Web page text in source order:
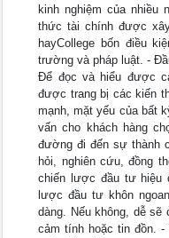
kinh nghiệm của nhiều
thức tài chính được
hayCollege bốn điều
trường và pháp luật. -
Để đọc và hiểu được
được trang bị các kiến
mạnh, mặt yếu của bất
vấn cho khách hàng
đường đi đến sự thành
hỏi, nghiên cứu, đồng
chiến lược đầu tư hiệu
lược đầu tư khôn
dàng. Nếu không, dễ sẽ
cảm tính hoặc tin đồn.